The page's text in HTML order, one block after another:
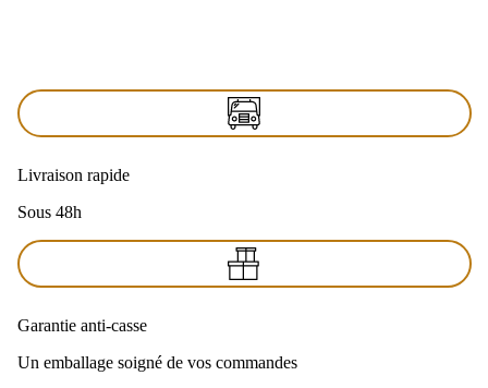
Livraison rapide
Sous 48h
Garantie anti-casse
Un emballage soigné de vos commandes